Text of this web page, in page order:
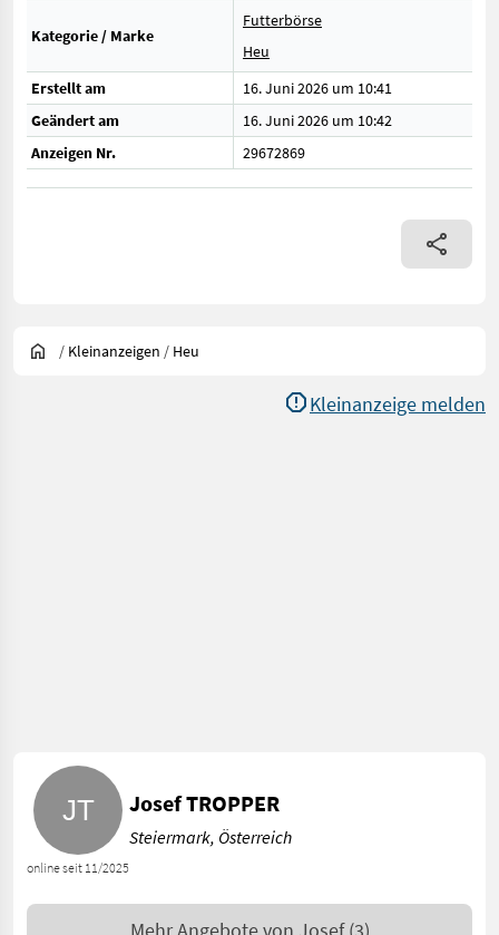
Kategorie / Marke
Futterbörse
Heu
Erstellt am
16. Juni 2026 um 10:41
Geändert am
16. Juni 2026 um 10:42
Anzeigen Nr.
29672869
/ Kleinanzeigen / Heu
Kleinanzeige melden
online seit 11/2025
Josef TROPPER
Steiermark, Österreich